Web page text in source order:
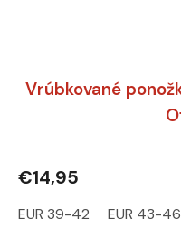
Vrúbkované
€14,95
EUR 39-42 EUR 43-46